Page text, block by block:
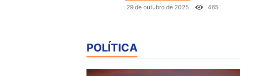
29 de outubro de 2025 465
POLÍTICA